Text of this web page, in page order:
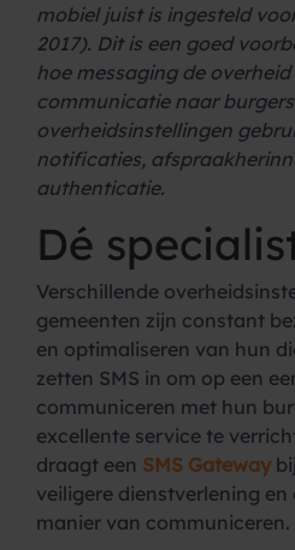
mobiel juist is ingesteld
2017). Dit is een goed
hoe messaging de
communicatie naar
overheidsinstellingen
notificaties,
authenticatie.
Dé
Verschillende
gemeenten zijn constant
en optimaliseren van hun
zetten SMS in om op een
communiceren met hun
excellente service te
draagt een SMS Gateway
veiligere dienstverlening
manier van communiceren.